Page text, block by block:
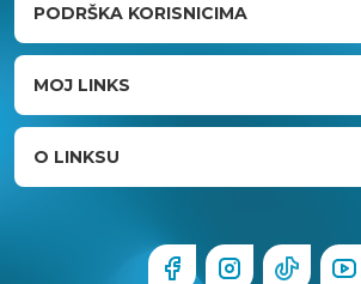
PODRŠKA KORISNICIMA
MOJ LINKS
O LINKSU